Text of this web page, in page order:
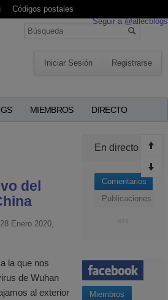
Códigos postales
Seguir a @allecblogs
Iniciar Sesión Registrarse
MIEMBROS DIRECTO
del
28 Enero 2020,
la que nos
de Wuhan
al exterior
En directo
Comentarios
Publicaciones
Miembros